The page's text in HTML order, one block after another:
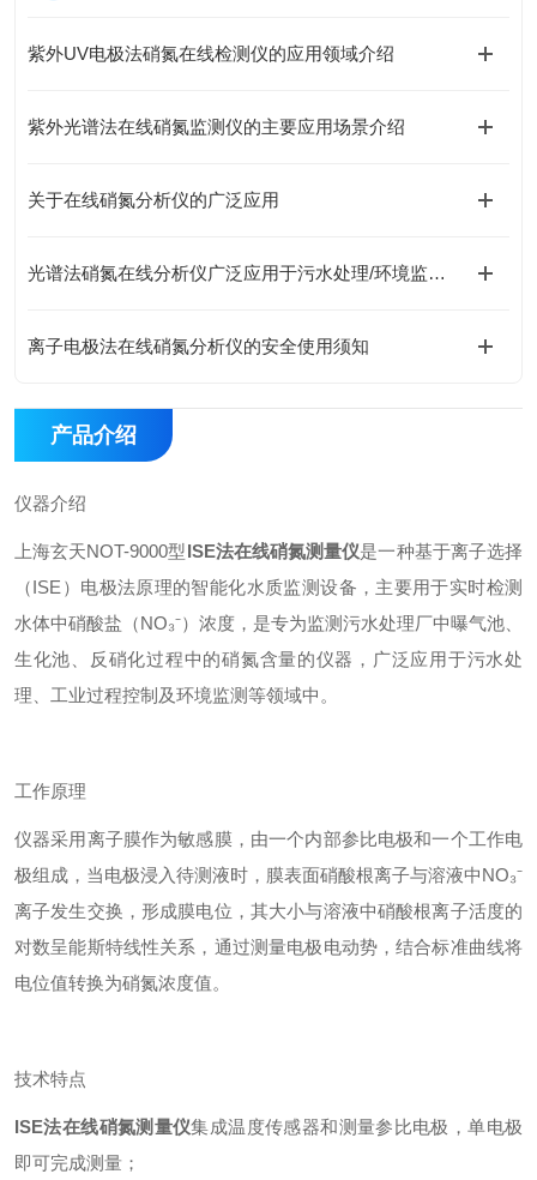
紫外UV电极法硝氮在线检测仪的应用领域介绍
紫外光谱法在线硝氮监测仪的主要应用场景介绍
关于在线硝氮分析仪的广泛应用
光谱法硝氮在线分析仪广泛应用于污水处理/环境监测及工业过程控制等领域
离子电极法在线硝氮分析仪的安全使用须知
产品介绍
仪器介绍
上海玄天NOT-9000型ISE法在线硝氮测量仪是一种基于离子选择
（ISE）电极法原理的智能化水质监测设备，主要用于实时检测
水体中硝酸盐（NO₃⁻）浓度，是专为监测污水处理厂中曝气池、
生化池、反硝化过程中的硝氮含量的仪器，广泛应用于污水处
理、工业过程控制及环境监测等领域中。
工作原理
仪器采用离子膜作为敏感膜，由一个内部参比电极和一个工作电
极组成，当电极浸入待测液时，膜表面硝酸根离子与溶液中NO₃⁻
离子发生交换，形成膜电位，其大小与溶液中硝酸根离子活度的
对数呈能斯特线性关系，通过测量电极电动势，结合标准曲线将
电位值转换为硝氮浓度值。
技术特点
ISE法在线硝氮测量仪集成温度传感器和测量参比电极，单电极
即可完成测量；